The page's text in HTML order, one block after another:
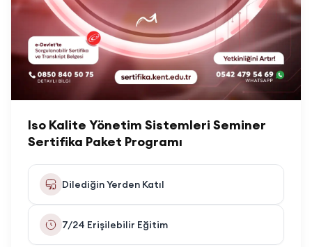
Iso Kalite Yönetim Sistemleri Seminer
Sertifika Paket Programı
Dilediğin Yerden Katıl
7/24 Erişilebilir Eğitim